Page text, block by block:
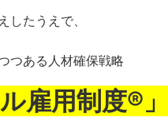
したうえで、
つある人材確保戦略
雇用制度®︎」